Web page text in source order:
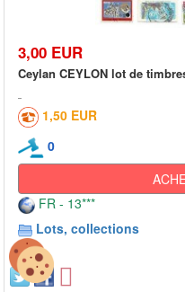
3,00 EUR
Ceylan CEYLON lot de
1,50 EUR
0
FR - 13***
Lots, collections